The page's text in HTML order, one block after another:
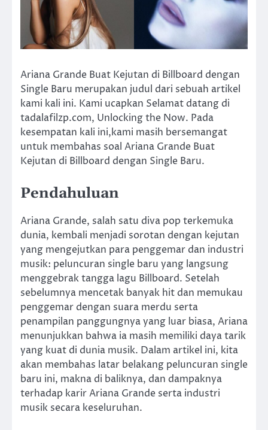
Ariana Grande Buat Kejutan di Billboard dengan
Single Baru merupakan judul dari sebuah artikel
kami kali ini. Kami ucapkan Selamat datang di
tadalafilzp.com, Unlocking the Now. Pada
kesempatan kali ini,kami masih bersemangat
untuk membahas soal Ariana Grande Buat
Kejutan di Billboard dengan Single Baru.
Pendahuluan
Ariana Grande, salah satu diva pop terkemuka
dunia, kembali menjadi sorotan dengan kejutan
yang mengejutkan para penggemar dan industri
musik: peluncuran single baru yang langsung
menggebrak tangga lagu Billboard. Setelah
sebelumnya mencetak banyak hit dan memukau
penggemar dengan suara merdu serta
penampilan panggungnya yang luar biasa, Ariana
menunjukkan bahwa ia masih memiliki daya tarik
yang kuat di dunia musik. Dalam artikel ini, kita
akan membahas latar belakang peluncuran single
baru ini, makna di baliknya, dan dampaknya
terhadap karir Ariana Grande serta industri
musik secara keseluruhan.